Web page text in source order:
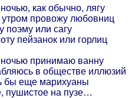
как обычно, лягу
утром провожу любовниц
поэму или сагу
пейзанок или горлиц
принимаю ванну
в обществе иллюзий
бы еще марихуаны
пушистое на пузе…